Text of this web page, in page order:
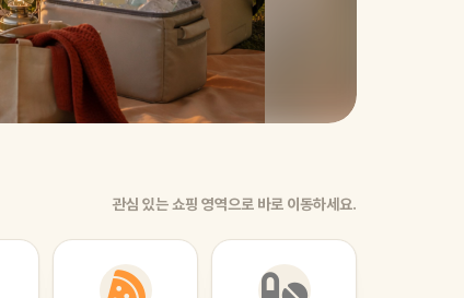
관심 있는 쇼핑 영역으로 바로 이동하세요.